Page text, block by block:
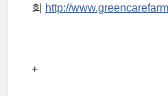
회 http://
+